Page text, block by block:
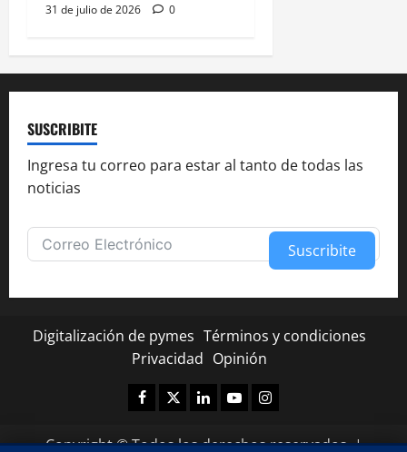
31 de julio de 2026
0
SUSCRIBITE
Ingresa tu correo para estar al tanto de todas las
noticias
Suscribite
Digitalización de pymes Términos y condiciones
Privacidad Opinión
Facebook
TwitterLinkedinYoutubeInstagram
Copyright © Todos los derechos reservados.|
¿Te fue útil esta nota?